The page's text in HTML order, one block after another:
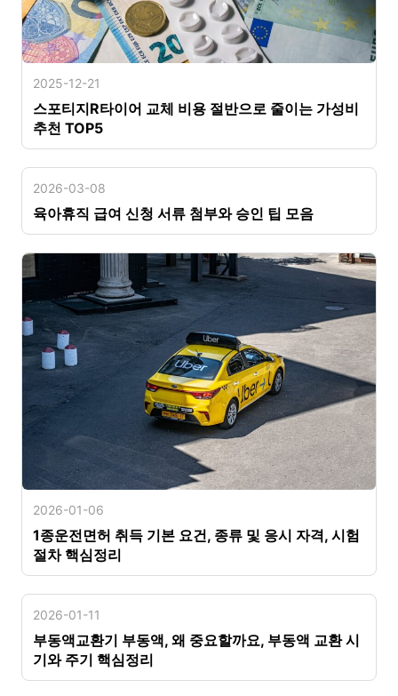
2025-12-21
스포티지R타이어 교체 비용 절반으로 줄이는 가성비
추천 TOP5
2026-03-08
육아휴직 급여 신청 서류 첨부와 승인 팁 모음
2026-01-06
1종운전면허 취득 기본 요건, 종류 및 응시 자격, 시험
절차 핵심정리
2026-01-11
부동액교환기 부동액, 왜 중요할까요, 부동액 교환 시
기와 주기 핵심정리